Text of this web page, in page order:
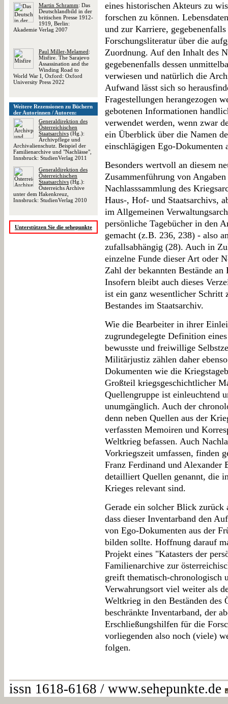
Martin Schramm: Das
Deutschlandbild in der
britischen Presse 1912-
1919, Berlin:
Akademie Verlag 2007
Paul Miller-Melamed:
Misfire. The Sarajevo
Assassination and the
Winding Road to
World War I, Oxford: Oxford
University Press 2022
Weitere Rezensionen zu Büchern
der Autorinnen / Autoren:
Generaldirektion des
Österreichischen
Staatsarchivs (Hg.):
Archivpflege und
Archivalienschutz. Beispiel der
Familienarchive und "Nachlässe",
Innsbruck: StudienVerlag 2011
Generaldirektion des
Österreichischen
Staatsarchivs (Hg.):
Österreichs Archive
unter dem Hakenkreuz,
Innsbruck: StudienVerlag 2010
Unterstützen Sie die sehepunkte
eines historischen Akteurs zu
forschen zu können.
und zur Karriere,
Forschungsliteratur über die
Zuordnung. Auf den Inhalt des
gegebenenfalls dessen
verwiesen und natürlich die
Aufwand lässt sich so
Fragestellungen herangezogen
gebotenen Informationen
verwendet werden, wenn zwar
ein Überblick über die Namen
einschlägigen Ego-Dokumenten
Besonders wertvoll an diesem
Zusammenführung von
Nachlasssammlung des
Haus-, Hof- und Staatsarchivs,
im Allgemeinen
persönliche Tagebücher in den
gemacht (z.B. 236, 238) - also
zufallsabhängig (28). Auch in
einzelne Funde dieser Art oder
Zahl der bekannten Bestände
Insofern bleibt auch dieses
ist ein ganz wesentlicher Schritt
Bestandes im Staatsarchiv.
Wie die Bearbeiter in ihrer
zugrundegelegte Definition
bewusste und freiwillige
Militärjustiz zählen daher
Dokumenten wie die
Großteil kriegsgeschichtlicher
Quellengruppe ist einleuchtend
unumgänglich. Auch der
denn neben Quellen aus der
verfassten Memoiren und
Weltkrieg befassen. Auch
Vorkriegszeit umfassen, finden
Franz Ferdinand und Alexander
detailliert Quellen genannt, die
Krieges relevant sind.
Gerade ein solcher Blick
dass dieser Inventarband den
von Ego-Dokumenten aus der
bilden sollte. Hoffnung darauf
Projekt eines "Katasters der
Familienarchive zur
greift thematisch-chronologisch
Verwahrungsort viel weiter als
Weltkrieg in den Beständen des
beschränkte Inventarband, der
Erschließungshilfen für die
vorliegenden also noch (viele)
folgen.
issn 1618-6168 / www.sehepunkte.de